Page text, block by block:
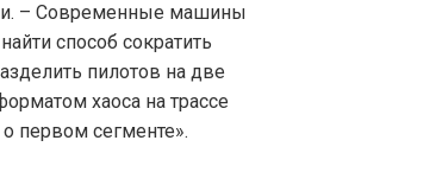
– Современные машины
способ сократить
пилотов на две
хаоса на трассе
первом сегменте».